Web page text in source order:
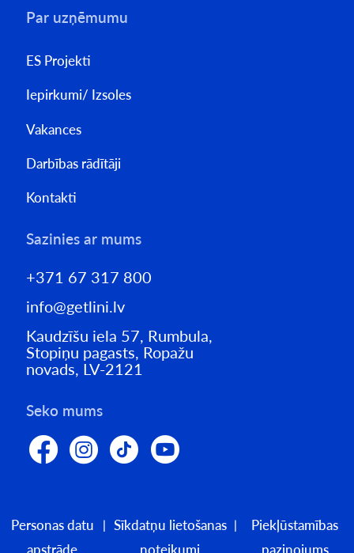
Par uzņēmumu
ES Projekti
Iepirkumi/ Izsoles
Vakances
Darbības rādītāji
Kontakti
Sazinies ar mums
+371 67 317 800
info@getlini.lv
Kaudzīšu iela 57, Rumbula,
Stopiņu pagasts, Ropažu
novads, LV-2121
Seko mums
Personas datu
apstrāde
Sīkdatņu lietošanas
noteikumi
Piekļūstamības
paziņojums